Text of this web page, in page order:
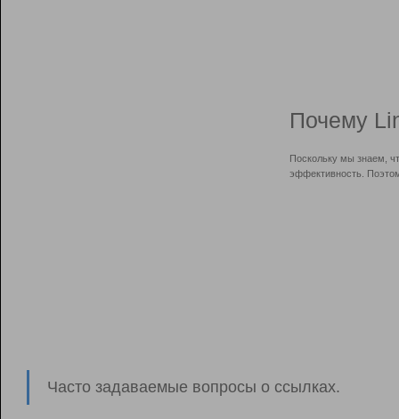
Почему
Поскольку мы знаем,
эффективность.
Часто задаваемые вопросы о ссылках.